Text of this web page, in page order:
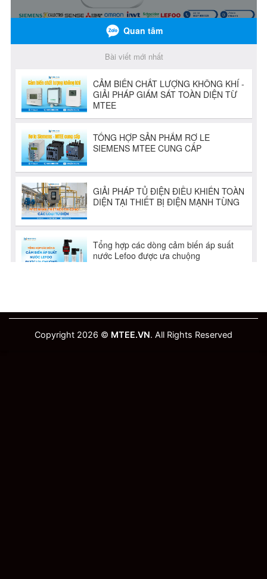
Copyright 2026 © MTEE.VN. All Rights Reserved